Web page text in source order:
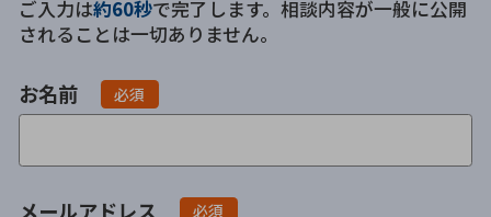
相談内容で探す
ご入力は約60秒で完了します。相談内容が一般に公開
されることは一切ありません。
お名前 必須
メールアドレス 必須